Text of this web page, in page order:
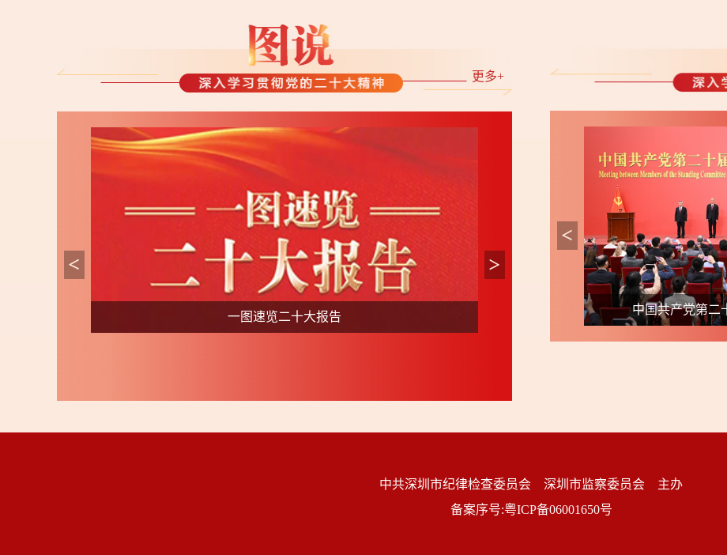
更多+
“数”读二十大报告 聚焦二十大报告，这些提
中国共产党第二十届中央政治局常委同中外记者见面 中国共产党第二
中共深圳市纪律检查委员会 深圳市监察委员会 主办
备案序号:粤ICP备06001650号